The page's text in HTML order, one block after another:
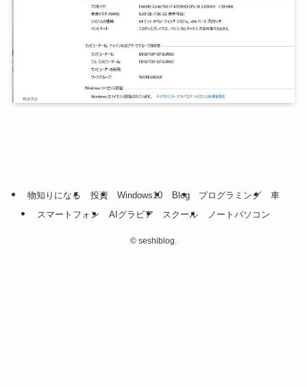
物知りになる 投資 Windows10 Blog プログラミング
車
スマートフォン
AIグラビア スクール ノートパソコン
© seshiblog.